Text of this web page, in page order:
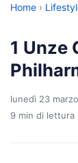
Home ›
1 Unze
lunedì 23
9 min di lettura